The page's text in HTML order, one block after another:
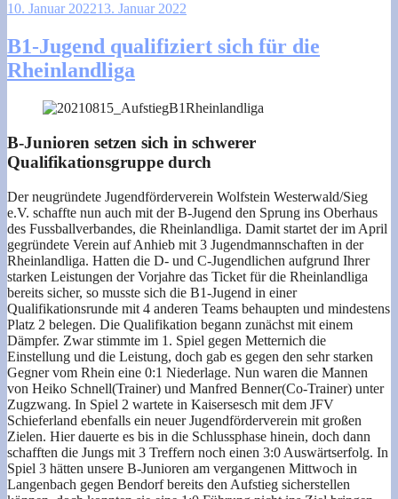
10. Januar 202213. Januar 2022
B1-Jugend qualifiziert sich für die
Rheinlandliga
B-Junioren setzen sich in schwerer
Qualifikationsgruppe durch
Der neugründete Jugendförderverein Wolfstein Westerwald/Sieg
e.V. schaffte nun auch mit der B-Jugend den Sprung ins Oberhaus
des Fussballverbandes, die Rheinlandliga. Damit startet der im April
gegründete Verein auf Anhieb mit 3 Jugendmannschaften in der
Rheinlandliga. Hatten die D- und C-Jugendlichen aufgrund Ihrer
starken Leistungen der Vorjahre das Ticket für die Rheinlandliga
bereits sicher, so musste sich die B1-Jugend in einer
Qualifikationsrunde mit 4 anderen Teams behaupten und mindestens
Platz 2 belegen. Die Qualifikation begann zunächst mit einem
Dämpfer. Zwar stimmte im 1. Spiel gegen Metternich die
Einstellung und die Leistung, doch gab es gegen den sehr starken
Gegner vom Rhein eine 0:1 Niederlage. Nun waren die Mannen
von Heiko Schnell(Trainer) und Manfred Benner(Co-Trainer) unter
Zugzwang. In Spiel 2 wartete in Kaisersesch mit dem JFV
Schieferland ebenfalls ein neuer Jugendförderverein mit großen
Zielen. Hier dauerte es bis in die Schlussphase hinein, doch dann
schafften die Jungs mit 3 Treffern noch einen 3:0 Auswärtserfolg. In
Spiel 3 hätten unsere B-Junioren am vergangenen Mittwoch in
Langenbach gegen Bendorf bereits den Aufstieg sicherstellen